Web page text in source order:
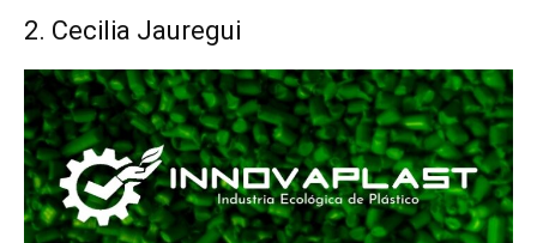
2. Cecilia Jauregui